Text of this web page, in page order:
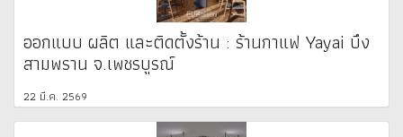
ออกแบบ ผลิต และติดตั้งร้าน : ร้านกาแฟ Yayai บึง
สามพราน จ.เพชรบูรณ์
22 มี.ค. 2569